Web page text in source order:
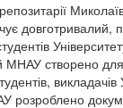
довготривалий,
МНАУ створено
викладачів
розроблено